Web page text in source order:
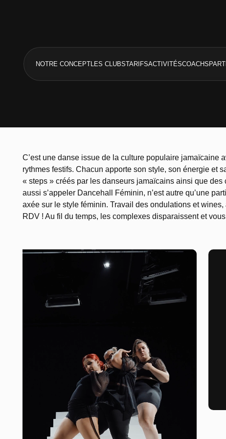
NOTRE CONCEPTLES CLUBSTARIFSACTIVITÉSCOACHS
C’est une danse issue de la culture populaire jamaïcaine
rythmes festifs. Chacun apporte son style, son énergie et
« steps » créés par les danseurs jamaïcains ainsi que
aussi s’appeler Dancehall Féminin, n’est autre qu’une
axée sur le style féminin. Travail des ondulations et
RDV ! Au fil du temps, les complexes disparaissent et